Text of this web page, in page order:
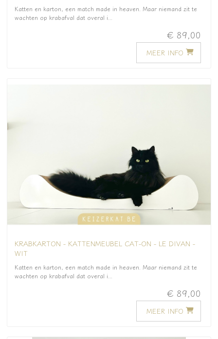
Katten en karton, een match made in heaven. Maar niemand zit te
wachten op krabafval dat overal i...
€ 89,00
MEER INFO
KRABKARTON - KATTENMEUBEL CAT-ON - LE DIVAN -
WIT
Katten en karton, een match made in heaven. Maar niemand zit te
wachten op krabafval dat overal i...
€ 89,00
MEER INFO